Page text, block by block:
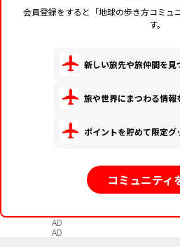
会員登録をすると「地球の歩き方コミュ
す。
新しい旅先や旅仲間を見
旅や世界にまつわる情報
ポイントを貯めて限定グ
コミュニティ
AD
AD